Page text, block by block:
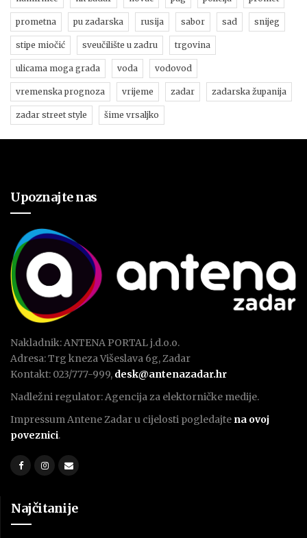
prometna pu zadarska rusija sabor sad snijeg
stipe miočić sveučilište u zadru trgovina
ulicama moga grada voda vodovod
vremenska prognoza vrijeme zadar zadarska županija
zadar street style šime vrsaljko
Upoznajte nas
Nakladnik: ANTENA PORTAL j.d.o.o.
Adresa: Trg kneza Višeslava 6g, Zadar
Kontakt: 023/777-999, desk@antenazadar.hr
Nadležni regulator: Agencija za elektorničke medije.
Impressum Antene Zadar u cijelosti pogledajte na ovoj
poveznici.
Najčitanije